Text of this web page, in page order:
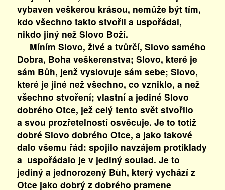
vybaven veškerou krásou, nemůže být tím,
kdo všechno takto stvořil a uspořádal,
nikdo jiný než Slovo Boží.
Míním Slovo, živé a tvůrčí, Slovo samého
Dobra, Boha veškerenstva; Slovo, které je
sám Bůh, jenž vyslovuje sám sebe; Slovo,
které je jiné než všechno, co vzniklo, a než
všechno stvoření; vlastní a jediné Slovo
dobrého Otce, jež celý tento svět stvořilo
a svou prozřetelností osvěcuje. Je to totiž
dobré Slovo dobrého Otce, a jako takové
dalo všemu řád: spojilo navzájem protiklady
a uspořádalo je v jediný soulad. Je to
jediný a jednorozený Bůh, který vychází z
Otce jako dobrý z dobrého pramene